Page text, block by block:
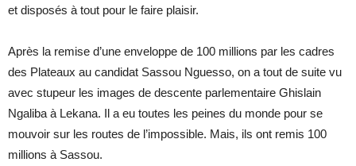
et disposés à tout pour le faire plaisir.
Après la remise d’une enveloppe de 100 millions par les cadres
des Plateaux au candidat Sassou Nguesso, on a tout de suite vu
avec stupeur les images de descente parlementaire Ghislain
Ngaliba à Lekana. Il a eu toutes les peines du monde pour se
mouvoir sur les routes de l’impossible. Mais, ils ont remis 100
millions à Sassou.